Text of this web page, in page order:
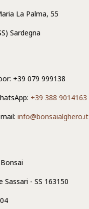
La Palma, 55
Sardegna
+39 079 999138
+39 388 9014163
info@bonsaialghero.it
Sassari - SS 163150